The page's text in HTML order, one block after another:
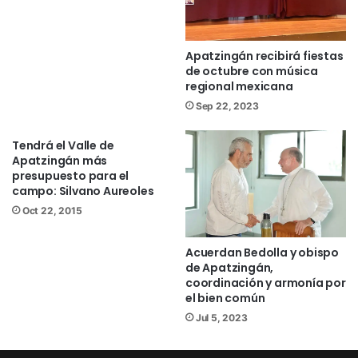
Apatzingán balazos
Apatzingán recibirá fiestas
de octubre con música
regional mexicana
Sep 22, 2023
Tendrá el Valle de
Apatzingán más
presupuesto para el
campo: Silvano Aureoles
Oct 22, 2015
Acuerdan Bedolla y obispo
de Apatzingán,
coordinación y armonía por
el bien común
Jul 5, 2023